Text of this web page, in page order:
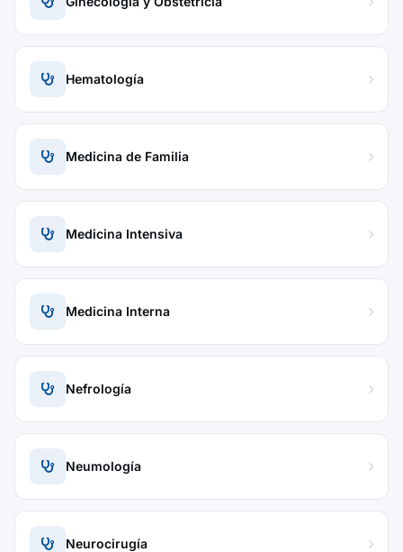
Hematología
Medicina de Familia
Medicina Intensiva
Medicina Interna
Nefrología
Neumología
Neurocirugía